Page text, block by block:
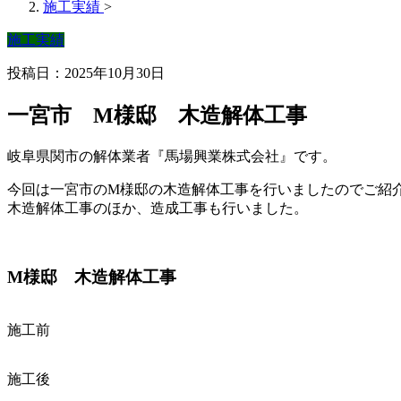
施工実績 >
施工実績
投稿日：2025年10月30日
一宮市 M様邸 木造解体工事
岐阜県関市の解体業者『馬場興業株式会社』です。
今回は一宮市のM様邸の木造解体工事を行いましたのでご紹
木造解体工事のほか、造成工事も行いました。
M様邸 木造解体工事
施工前
施工後